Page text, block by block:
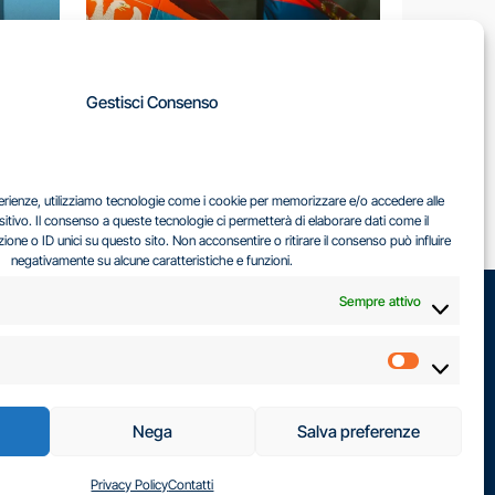
Gestisci Consenso
utilizziamo tecnologie come i cookie per memorizzare e/o accedere alle
Il consenso a queste tecnologie ci permetterà di elaborare dati come il
o ID unici su questo sito. Non acconsentire o ritirare il consenso può influire
negativamente su alcune caratteristiche e funzioni.
Sempre attivo
Nega Salva preferenze
Privacy PolicyContatti